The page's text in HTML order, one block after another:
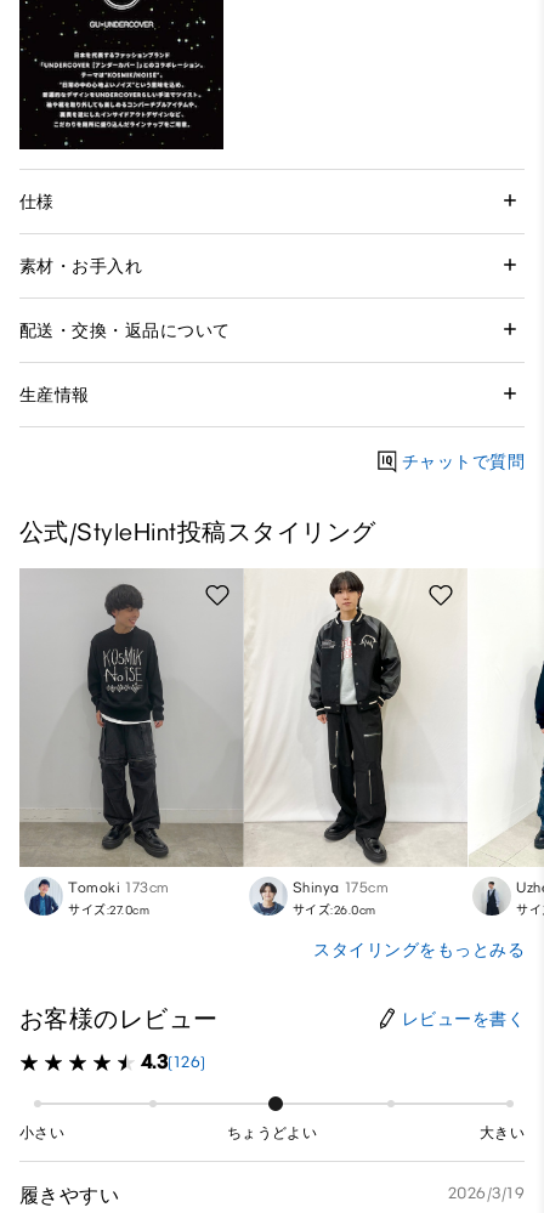
仕様
素材・お手入れ
配送・交換・返品について
生産情報
チャットで質問
公式/StyleHint投稿スタイリング
Tomoki 173cm
サイズ:27.0cm
Shinya 175cm
サイズ:26.0cm サ
スタイリングをもっとみる
お客様のレビュー レビューを書く
4.3(126)
小さい ちょうどよい 大きい
履きやすい 2026/3/19